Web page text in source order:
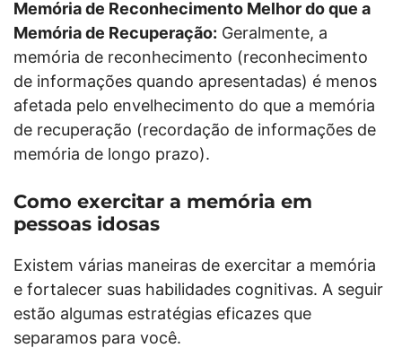
Memória de Reconhecimento Melhor do que a
Memória de Recuperação: Geralmente, a
memória de reconhecimento (reconhecimento
de informações quando apresentadas) é menos
afetada pelo envelhecimento do que a memória
de recuperação (recordação de informações de
memória de longo prazo).
Como exercitar a memória em
pessoas idosas
Existem várias maneiras de exercitar a memória
e fortalecer suas habilidades cognitivas. A seguir
estão algumas estratégias eficazes que
separamos para você.